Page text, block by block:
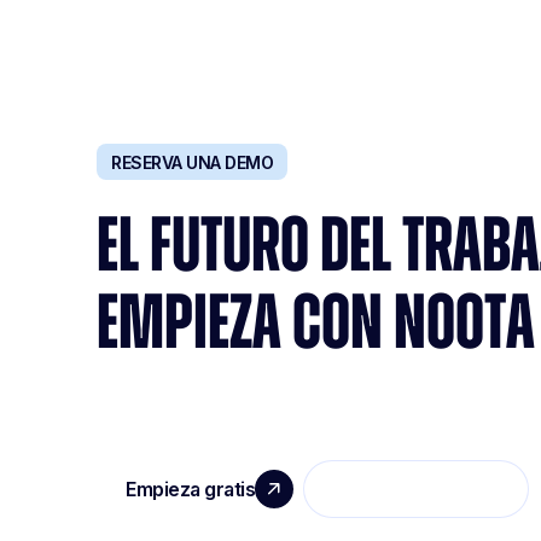
RESERVA UNA DEMO
EL FUTURO DEL
EMPIEZA CON NOOTA